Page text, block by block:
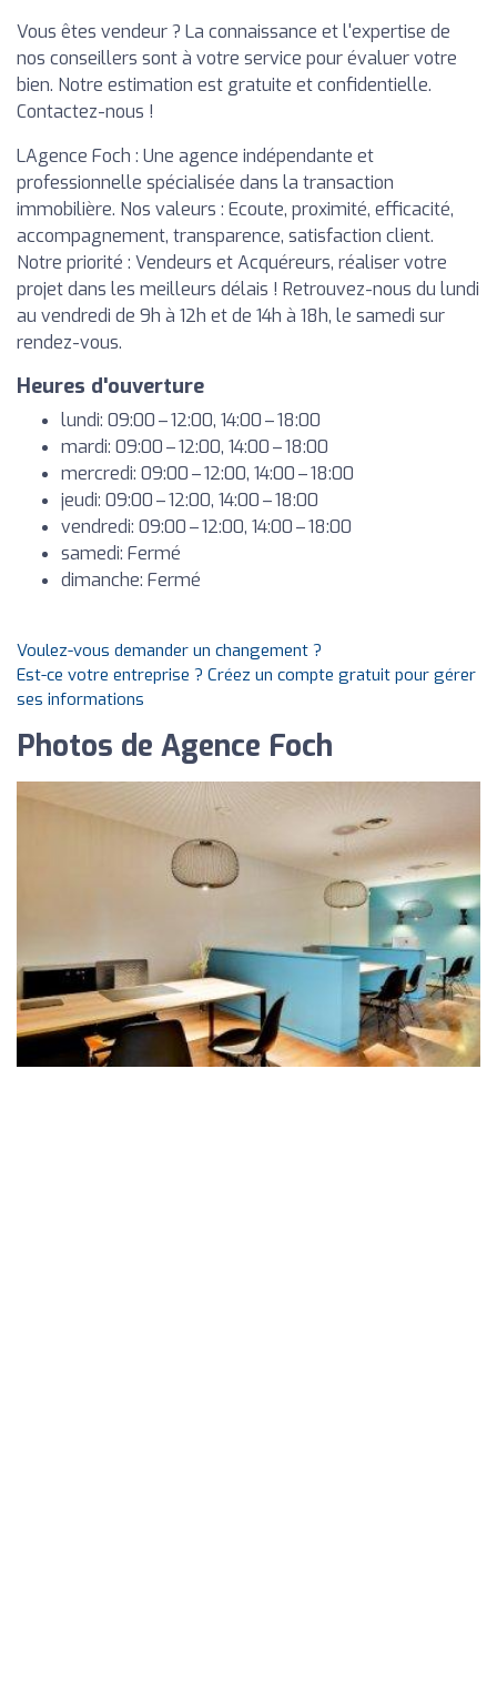
Vous êtes vendeur ? La connaissance et l'expertise de
nos conseillers sont à votre service pour évaluer votre
bien. Notre estimation est gratuite et confidentielle.
Contactez-nous !
LAgence Foch : Une agence indépendante et
professionnelle spécialisée dans la transaction
immobilière. Nos valeurs : Ecoute, proximité, efficacité,
accompagnement, transparence, satisfaction client.
Notre priorité : Vendeurs et Acquéreurs, réaliser votre
projet dans les meilleurs délais ! Retrouvez-nous du lundi
au vendredi de 9h à 12h et de 14h à 18h, le samedi sur
rendez-vous.
Heures d'ouverture
lundi: 09:00 – 12:00, 14:00 – 18:00
mardi: 09:00 – 12:00, 14:00 – 18:00
mercredi: 09:00 – 12:00, 14:00 – 18:00
jeudi: 09:00 – 12:00, 14:00 – 18:00
vendredi: 09:00 – 12:00, 14:00 – 18:00
samedi: Fermé
dimanche: Fermé
Voulez-vous demander un changement ?
Est-ce votre entreprise ? Créez un compte gratuit pour gérer
ses informations
Photos de Agence Foch